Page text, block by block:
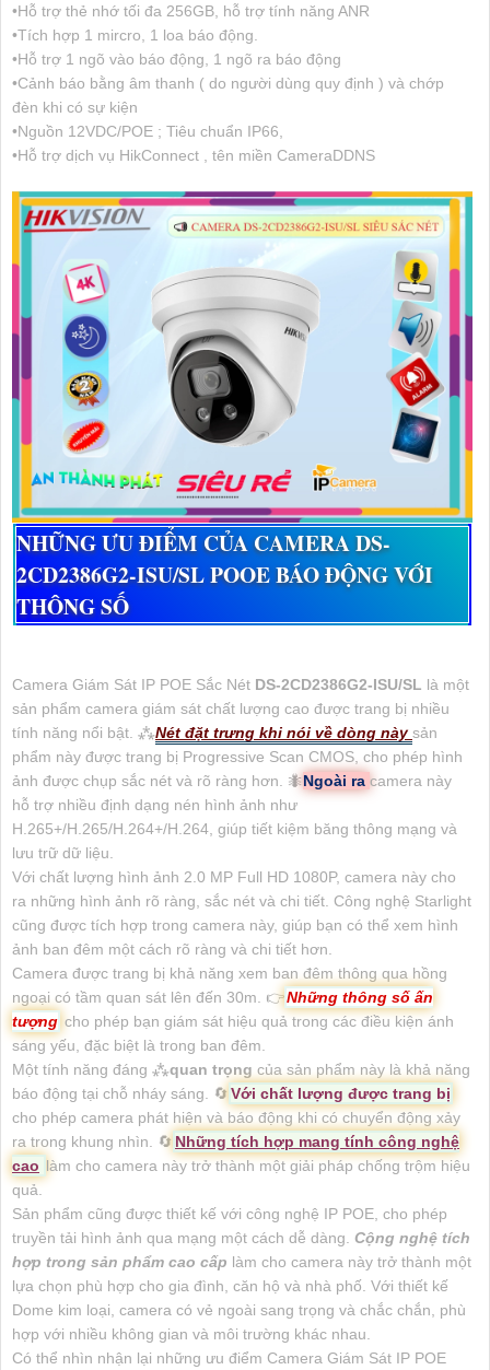
•Hỗ trợ thẻ nhớ tối đa 256GB, hỗ trợ tính năng ANR
•Tích hợp 1 mircro, 1 loa báo động.
•Hỗ trợ 1 ngõ vào báo động, 1 ngõ ra báo động
•Cảnh báo bằng âm thanh ( do người dùng quy định ) và chớp
đèn khi có sự kiện
•Nguồn 12VDC/POE ; Tiêu chuẩn IP66,
•Hỗ trợ dịch vụ HikConnect , tên miền CameraDDNS
NHỮNG ƯU ĐIỂM CỦA CAMERADS-
2CD2386G2-ISU/SLPOOE BÁO ĐỘNG VỚI
THÔNG SỐ
Camera Giám Sát IP POE Sắc Nét DS-2CD2386G2-ISU/SL là một
sản phẩm camera giám sát chất lượng cao được trang bị nhiều
tính năng nổi bật. ⁂Nét đặt trưng khi nói về dòng nàysản
phẩm này được trang bị Progressive Scan CMOS, cho phép hình
ảnh được chụp sắc nét và rõ ràng hơn. 🐜Ngoài ra camera này
hỗ trợ nhiều định dạng nén hình ảnh như
H.265+/H.265/H.264+/H.264, giúp tiết kiệm băng thông mạng và
lưu trữ dữ liệu.
Với chất lượng hình ảnh 2.0 MP Full HD 1080P, camera này cho
ra những hình ảnh rõ ràng, sắc nét và chi tiết. Công nghệ Starlight
cũng được tích hợp trong camera này, giúp bạn có thể xem hình
ảnh ban đêm một cách rõ ràng và chi tiết hơn.
Camera được trang bị khả năng xem ban đêm thông qua hồng
ngoại có tầm quan sát lên đến 30m. 👉Những thông số ấn
tượng cho phép bạn giám sát hiệu quả trong các điều kiện ánh
sáng yếu, đặc biệt là trong ban đêm.
Một tính năng đáng ⁂quan trọng của sản phẩm này là khả năng
báo động tại chỗ nháy sáng. 🔄 Với chất lượng được trang bị
cho phép camera phát hiện và báo động khi có chuyển động xảy
ra trong khung nhìn. 🔄 Những tích hợp mang tính công nghệ
cao làm cho camera này trở thành một giải pháp chống trộm hiệu
quả.
Sản phẩm cũng được thiết kế với công nghệ IP POE, cho phép
truyền tải hình ảnh qua mạng một cách dễ dàng. Cộng nghệ tích
hợp trong sản phẩm cao cấp làm cho camera này trở thành một
lựa chọn phù hợp cho gia đình, căn hộ và nhà phố. Với thiết kế
Dome kim loại, camera có vẻ ngoài sang trọng và chắc chắn, phù
hợp với nhiều không gian và môi trường khác nhau.
Có thể nhìn nhận lại những ưu điểm Camera Giám Sát IP POE